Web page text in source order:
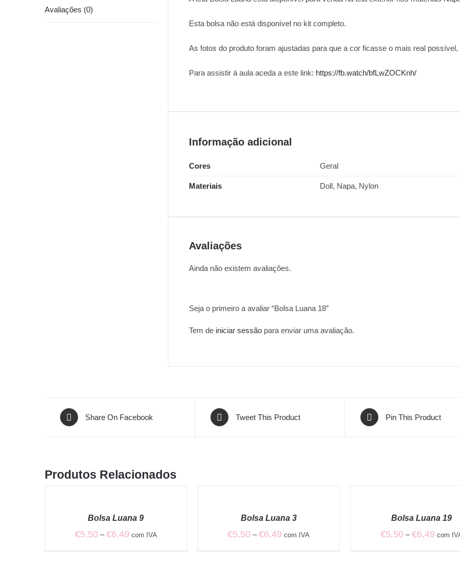
Avaliações (0)
Esta bolsa não está disponível no kit completo.
As fotos do produto foram ajustadas para que a cor ficasse o mais real
Para assistir á aula aceda a este link: https://fb.watch/bfLwZOCKnh/
Informação adicional
Cores Geral
Materiais Doll, Napa, Nylon
Avaliações
Ainda não existem avaliações.
Seja o primeiro a avaliar “Bolsa Luana 18”
Tem de iniciar sessão para enviar uma avaliação.
Share On Facebook Tweet This Product Pin This Product
Produtos Relacionados
Bolsa Luana 9
€5,50 – €6,49Price
com IVA
Bolsa Luana 3
€5,50 – €6,49 Price
com IVA
Bolsa Luana 19
€5,50 – €6,49Price
com